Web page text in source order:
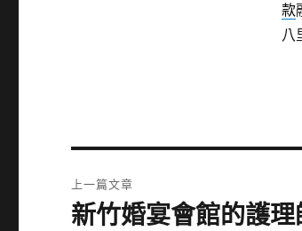
款
八
章
上一篇文章
上
新竹婚宴會館的護